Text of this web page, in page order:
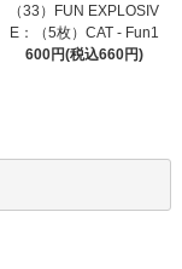
（33）FUN EXPLOSIV
E：（5枚）CAT - Fun1
600円(税込660円)